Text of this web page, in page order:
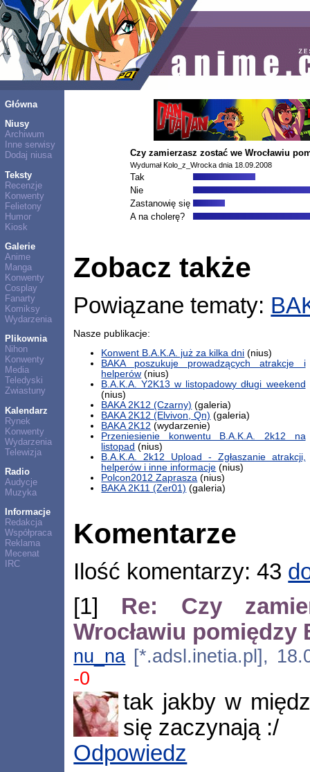
Główna
Niusy
Archiwum
Inne serwisy
Dodaj niusa
Teksty
Recenzje
Konwenty
Felietony
Humor
Kiosk
Galerie
Anime
Manga
Konwenty
Cosplay
Fanarty
Komiksy
Wydarzenia
Plikownia
Nihon
Konwenty
Media
Teledyski
Zwiastuny
Kalendarz
Rynek
Konwenty
Wydarzenia
Telewizja
Radio
Audycje
Muzyka
Informacje
Redakcja
Współpraca
Reklama
Mecenat
IRC
Czy zamierzasz zostać we Wrocławiu
Wydumał Kolo_z_Wrocka dnia 18.09.2008
Tak
Nie
Zastanowię się
A na cholerę?
Zobacz także
Powiązane tematy:
Nasze publikacje:
Konwent B.A.K.A. już za kilka dni (nius)
BAKA poszukuje prowadzących atrakcje i
helperów (nius)
B.A.K.A. Y2K13 w listopadowy długi weekend
(nius)
BAKA 2K12 (Czarny) (galeria)
BAKA 2K12 (Elvivon, Qn) (galeria)
BAKA 2K12 (wydarzenie)
Przeniesienie konwentu B.A.K.A. 2k12 na
listopad (nius)
B.A.K.A. 2k12 Upload - Zgłaszanie atrakcji,
helperów i inne informacje (nius)
Polcon2012 Zaprasza (nius)
BAKA 2K11 (Zer01) (galeria)
Komentarze
Ilość komentarzy: 43
[1] Re: Czy
Wrocławiu
nu_na [*.adsl.inetia.pl],
-0
tak jakby w
się zaczynają :/
Odpowiedz